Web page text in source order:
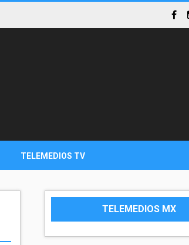
TELEMEDIOS TV
TELEMEDIOS MX